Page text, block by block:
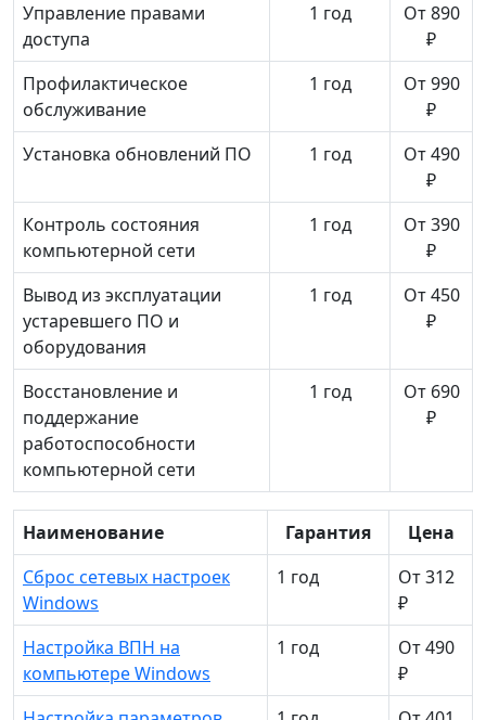
Управление правами
доступа
1 год
От 890
₽
Профилактическое
обслуживание
1 год
От 990
₽
Установка обновлений ПО
1 год
От 490
₽
Контроль состояния
компьютерной сети
1 год
От 390
₽
Вывод из эксплуатации
устаревшего ПО и
оборудования
1 год
От 450
₽
Восстановление и
поддержание
работоспособности
компьютерной сети
1 год
От 690
₽
Наименование Гарантия
Цена
Сброс сетевых настроек
Windows
1 год
От 312
₽
Настройка ВПН на
компьютере Windows
1 год
От 490
₽